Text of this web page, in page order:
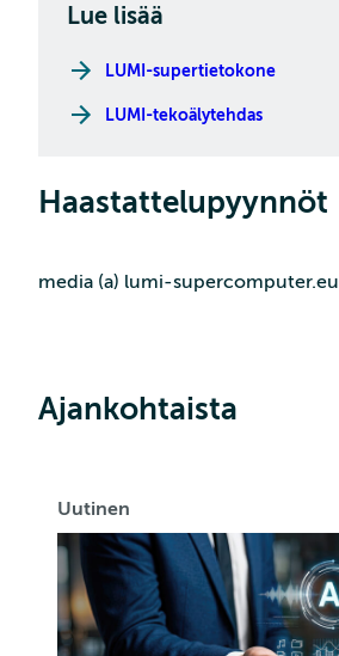
Lue lisää
LUMI-supertietokone
LUMI-tekoälytehdas
Haastattelupyynnöt
media (a) lumi-supercomputer.eu
Ajankohtaista
Uutinen